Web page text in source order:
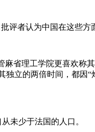
评者认为中国在这些方
麻省理工学院更喜欢称
立的两倍时间，都因“
未少于法国的人口。